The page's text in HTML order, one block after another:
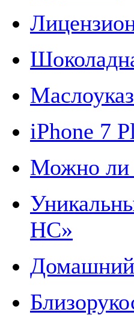
iPhone 7
Можно ли
HC»